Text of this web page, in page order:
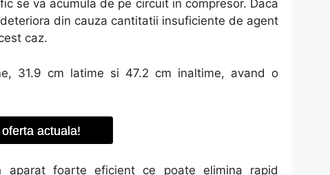
se va acumula de pe circuit in compresor. Daca
din cauza cantitatii insuficiente de agent
caz.
31.9 cm latime si 47.2 cm inaltime, avand o
actuala!
aparat foarte eficient ce poate elimina rapid